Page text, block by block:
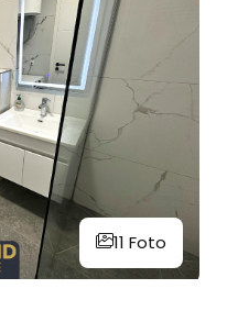
11 Foto